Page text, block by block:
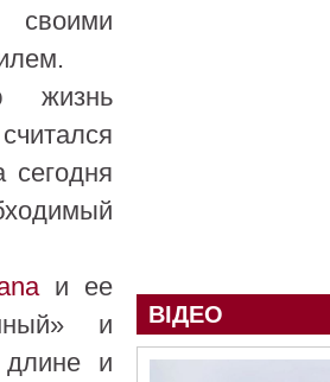
жизнь
сегодня
и ее
и
длине и
ВІДЕО